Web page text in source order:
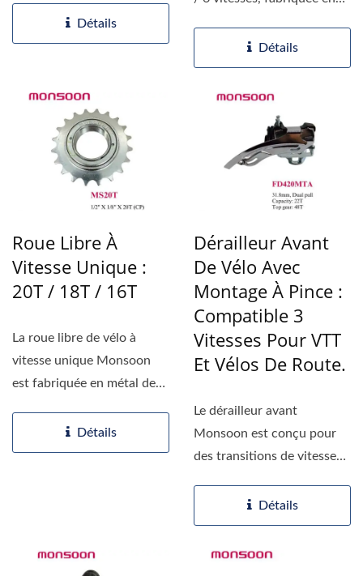
7 vitesses...
Détails
Détails
Roue Libre À
Vitesse Unique :
20T / 18T / 16T
La roue libre de vélo à
vitesse unique Monsoon
est fabriquée en métal de
Détails
Dérailleur Avant
De Vélo Avec
Montage À Pince :
Compatible 3
Vitesses Pour VTT
Et Vélos De Route.
Le dérailleur avant
Monsoon est conçu pour
des transitions de vitesses
Détails